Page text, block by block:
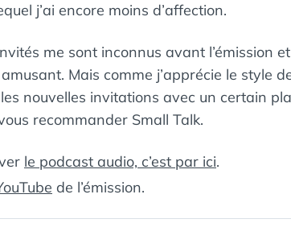
j’ai encore moins d’affection.
me sont inconnus avant l’émission
Mais comme j’apprécie le style
nouvelles invitations avec un certain
recommander Small Talk.
le podcast audio, c’est par ici.
de l’émission.